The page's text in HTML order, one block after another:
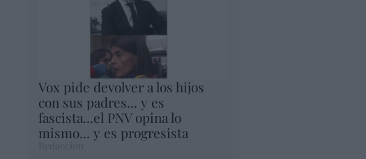
Vox pide devolver a los hijos
con sus padres... y es
fascista...el PNV opina lo
mismo... y es progresista